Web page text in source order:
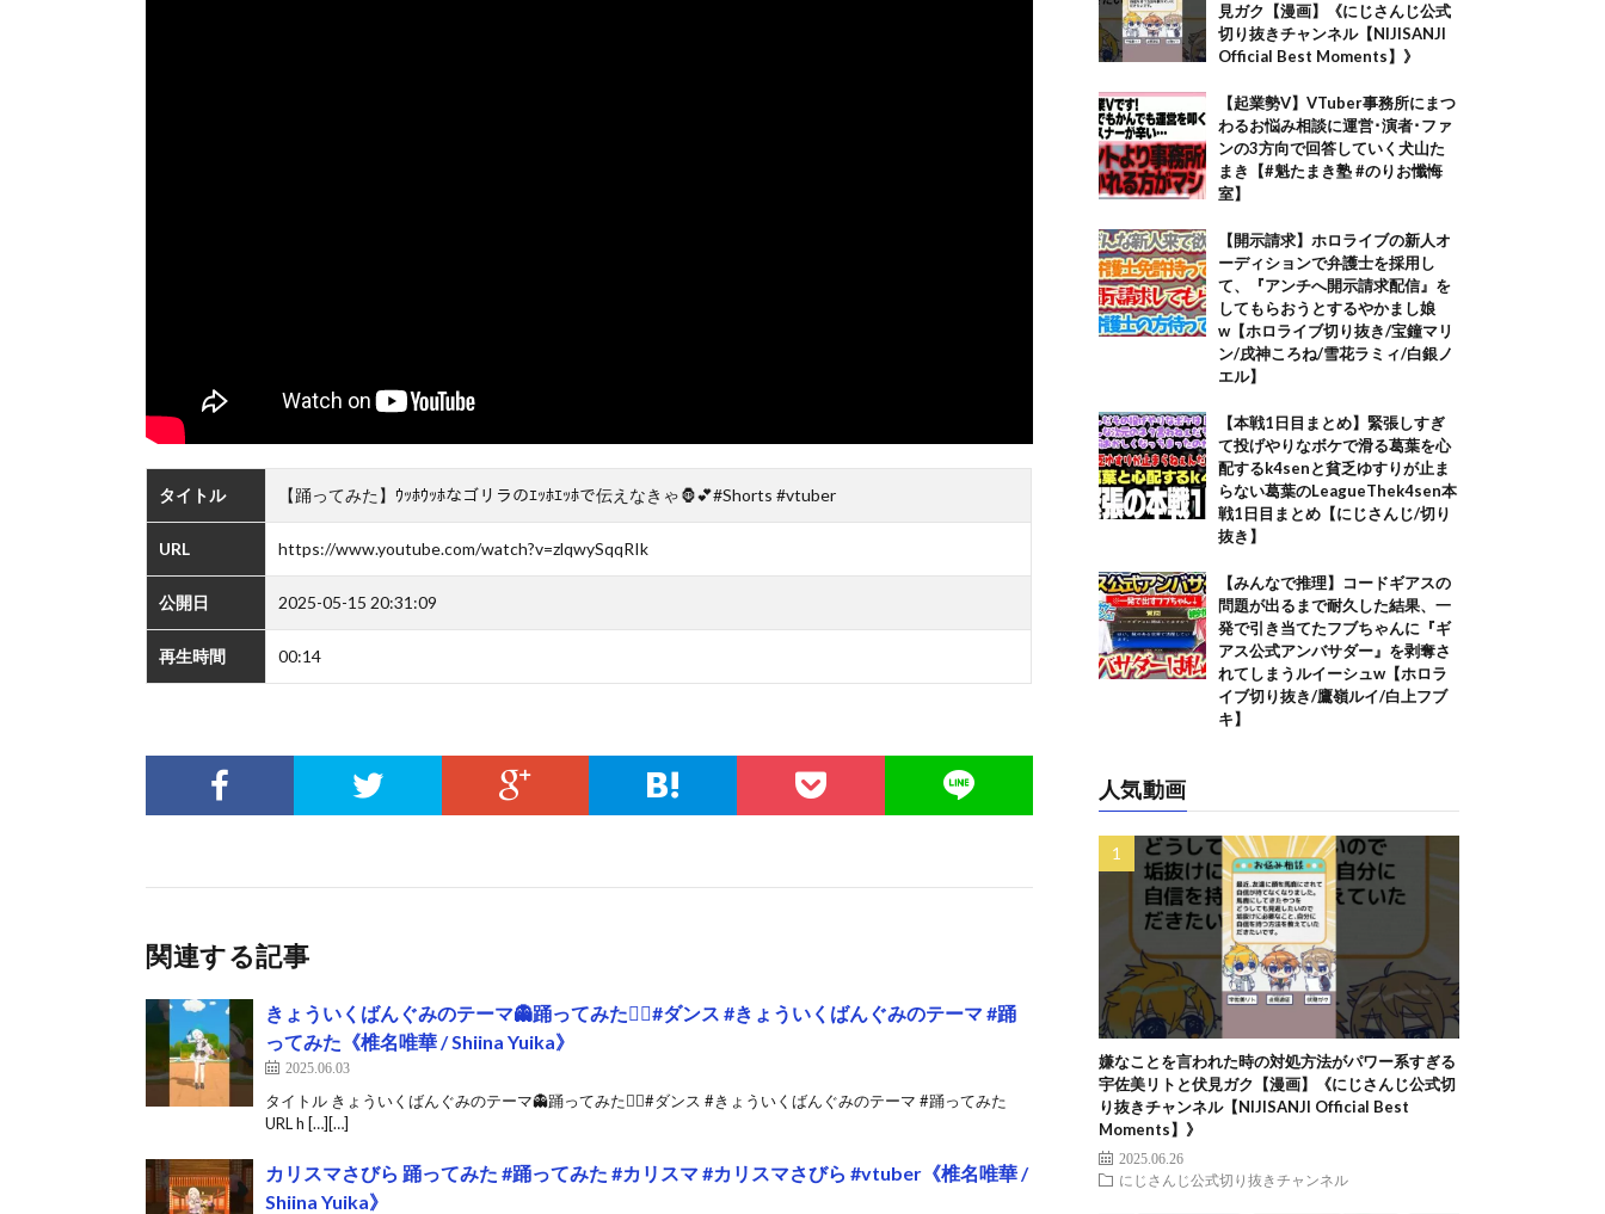
タイトル 【踊ってみた】ｳｯﾎｳｯﾎなゴリラのｴｯﾎｴｯﾎで伝えなきゃ🦍💕#Shorts #vtuber
URL https://www.youtube.com/watch?v=zlqwySqqRIk
公開日 2025-05-15 20:31:09
再生時間 00:14
関連する記事
きょういくばんぐみのテーマ👻踊ってみた🤸‍♀️#ダンス #きょういくばんぐみのテーマ #踊
ってみた《椎名唯華 / Shiina Yuika》
2025.06.03
タイトル きょういくばんぐみのテーマ👻踊ってみた🤸‍♀️#ダンス #きょういくばんぐみのテーマ #踊ってみた
URL h […][…]
カリスマさびら 踊ってみた #踊ってみた #カリスマ #カリスマさびら #vtuber《椎名唯華 /
Shiina Yuika》
見ガク【漫画】《にじさんじ公式
切り抜きチャンネル【NIJISANJI
Official Best Moments】》
【起業勢V】VTuber事務所にまつ
わるお悩み相談に運営･演者･ファ
ンの3方向で回答していく犬山た
まき【#魁たまき塾 #のりお懺悔
室】
【開示請求】ホロライブの新人オ
ーディションで弁護士を採用し
て、『アンチへ開示請求配信』を
してもらおうとするやかまし娘
w【ホロライブ切り抜き/宝鐘マリ
ン/戌神ころね/雪花ラミィ/白銀ノ
エル】
【本戦1日目まとめ】緊張しすぎ
て投げやりなボケで滑る葛葉を心
配するk4senと貧乏ゆすりが止ま
らない葛葉のLeagueThek4sen本
戦1日目まとめ【にじさんじ/切り
抜き】
【みんなで推理】コードギアスの
問題が出るまで耐久した結果、一
発で引き当てたフブちゃんに『ギ
アス公式アンバサダー』を剥奪さ
れてしまうルイーシュw【ホロラ
イブ切り抜き/鷹嶺ルイ/白上フブ
キ】
人気動画
嫌なことを言われた時の対処方法がパワー系すぎる
宇佐美リトと伏見ガク【漫画】《にじさんじ公式切
り抜きチャンネル【NIJISANJI Official Best
Moments】》
2025.06.26
にじさんじ公式切り抜きチャンネル